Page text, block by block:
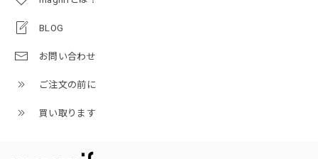
BLOG
お問い合わせ
ご注文の前に
買い取ります